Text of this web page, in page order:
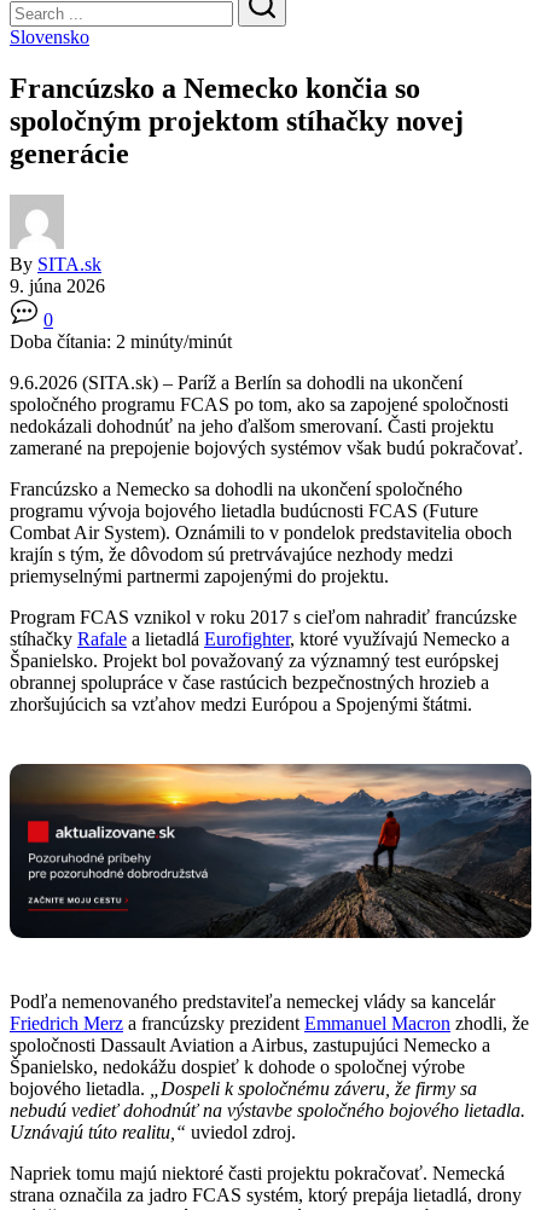
Search
Slovensko
Francúzsko a Nemecko končia so
spoločným projektom stíhačky novej
generácie
By SITA.sk
9. júna 2026
0
Doba čítania: 2 minúty/minút
9.6.2026 (SITA.sk) – Paríž a Berlín sa dohodli na ukončení
spoločného programu FCAS po tom, ako sa zapojené spoločnosti
nedokázali dohodnúť na jeho ďalšom smerovaní. Časti projektu
zamerané na prepojenie bojových systémov však budú pokračovať.
Francúzsko a Nemecko sa dohodli na ukončení spoločného
programu vývoja bojového lietadla budúcnosti FCAS (Future
Combat Air System). Oznámili to v pondelok predstavitelia oboch
krajín s tým, že dôvodom sú pretrvávajúce nezhody medzi
priemyselnými partnermi zapojenými do projektu.
Program FCAS vznikol v roku 2017 s cieľom nahradiť francúzske
stíhačky Rafale a lietadlá Eurofighter, ktoré využívajú Nemecko a
Španielsko. Projekt bol považovaný za významný test európskej
obrannej spolupráce v čase rastúcich bezpečnostných hrozieb a
zhoršujúcich sa vzťahov medzi Európou a Spojenými štátmi.
Podľa nemenovaného predstaviteľa nemeckej vlády sa kancelár
Friedrich Merz a francúzsky prezident Emmanuel Macron zhodli, že
spoločnosti Dassault Aviation a Airbus, zastupujúci Nemecko a
Španielsko, nedokážu dospieť k dohode o spoločnej výrobe
bojového lietadla.
„Dospeli k spoločnému záveru, že firmy sa
nebudú vedieť dohodnúť na výstavbe spoločného bojového lietadla.
Uznávajú túto realitu,“ uviedol zdroj.
Napriek tomu majú niektoré časti projektu pokračovať. Nemecká
strana označila za jadro FCAS systém, ktorý prepája lietadlá, drony